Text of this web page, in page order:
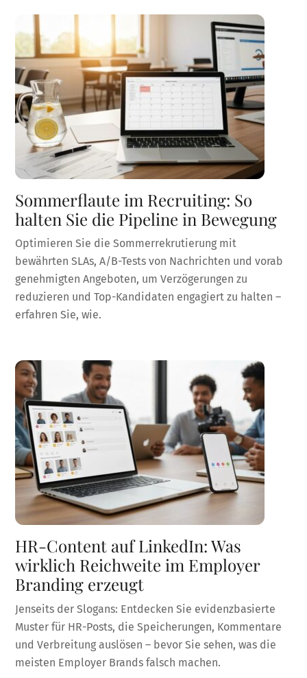
Sommerflaute im Recruiting: So
halten Sie die Pipeline in Bewegung
Optimieren Sie die Sommerrekrutierung mit
bewährten SLAs, A/B-Tests von Nachrichten und vorab
genehmigten Angeboten, um Verzögerungen zu
reduzieren und Top-Kandidaten engagiert zu halten –
erfahren Sie, wie.
HR-Content auf LinkedIn: Was
wirklich Reichweite im Employer
Branding erzeugt
Jenseits der Slogans: Entdecken Sie evidenzbasierte
Muster für HR-Posts, die Speicherungen, Kommentare
und Verbreitung auslösen – bevor Sie sehen, was die
meisten Employer Brands falsch machen.